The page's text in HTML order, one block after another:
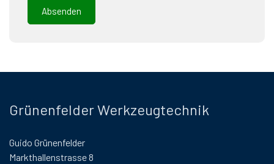
Grünenfelder Werkzeugtechnik
Guido Grünenfelder
Markthallenstrasse 8